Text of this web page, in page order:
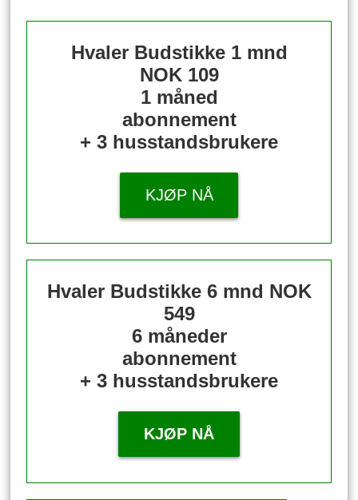
Hvaler Budstikke 1 mnd
NOK 109
1 måned
abonnement
+ 3 husstandsbrukere
KJØP NÅ
Hvaler Budstikke 6 mnd NOK
549
6 måneder
abonnement
+ 3 husstandsbrukere
KJØP NÅ